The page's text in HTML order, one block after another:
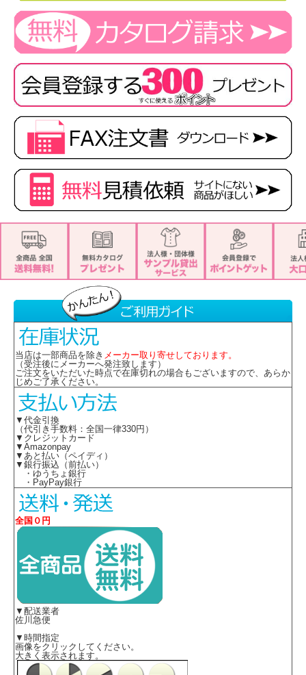
当店は一部商品を除き メーカー取り寄せしております。
（受注後にメーカーへ発注致します）
ご注文をいただいた時点で在庫切れの場合もございますので、あらか
じめご了承ください。
▼代金引換
（代引き手数料：全国一律330円）
▼クレジットカード
▼Amazonpay
▼あと払い（ペイディ）
▼銀行振込（前払い）
・ゆうちょ銀行
・PayPay銀行
全国０円
▼配送業者
佐川急便
▼時間指定
画像をクリックしてください。
大きく表示されます。